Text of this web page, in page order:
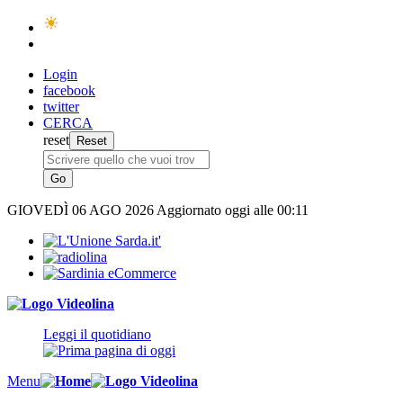
Login
facebook
twitter
CERCA
reset
GIOVEDÌ 06 AGO 2026 Aggiornato oggi alle 00:11
Leggi il quotidiano
Menu